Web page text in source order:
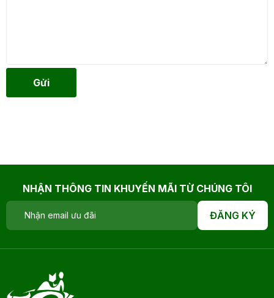
Gửi
NHẬN THÔNG TIN KHUYẾN MÃI TỪ CHÚNG TÔI
ĐĂNG KÝ